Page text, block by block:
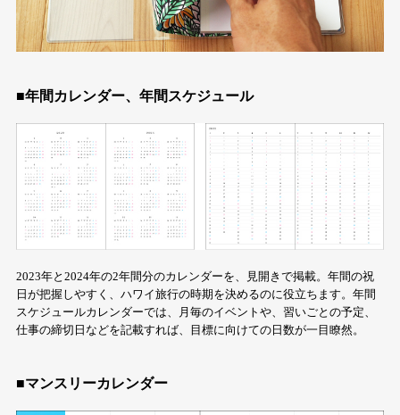
■年間カレンダー、年間スケジュール
2023年と2024年の2年間分のカレンダーを、見開きで掲載。年間の祝
日が把握しやすく、ハワイ旅行の時期を決めるのに役立ちます。年間
スケジュールカレンダーでは、月毎のイベントや、習いごとの予定、
仕事の締切日などを記載すれば、目標に向けての日数が一目瞭然。
■マンスリーカレンダー